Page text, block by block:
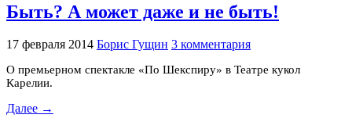
Быть? А может даже и не быть!
17 февраля 2014 Борис Гущин 3 комментария
О премьерном спектакле «По Шекспиру» в Театре кукол
Карелии.
Далее →